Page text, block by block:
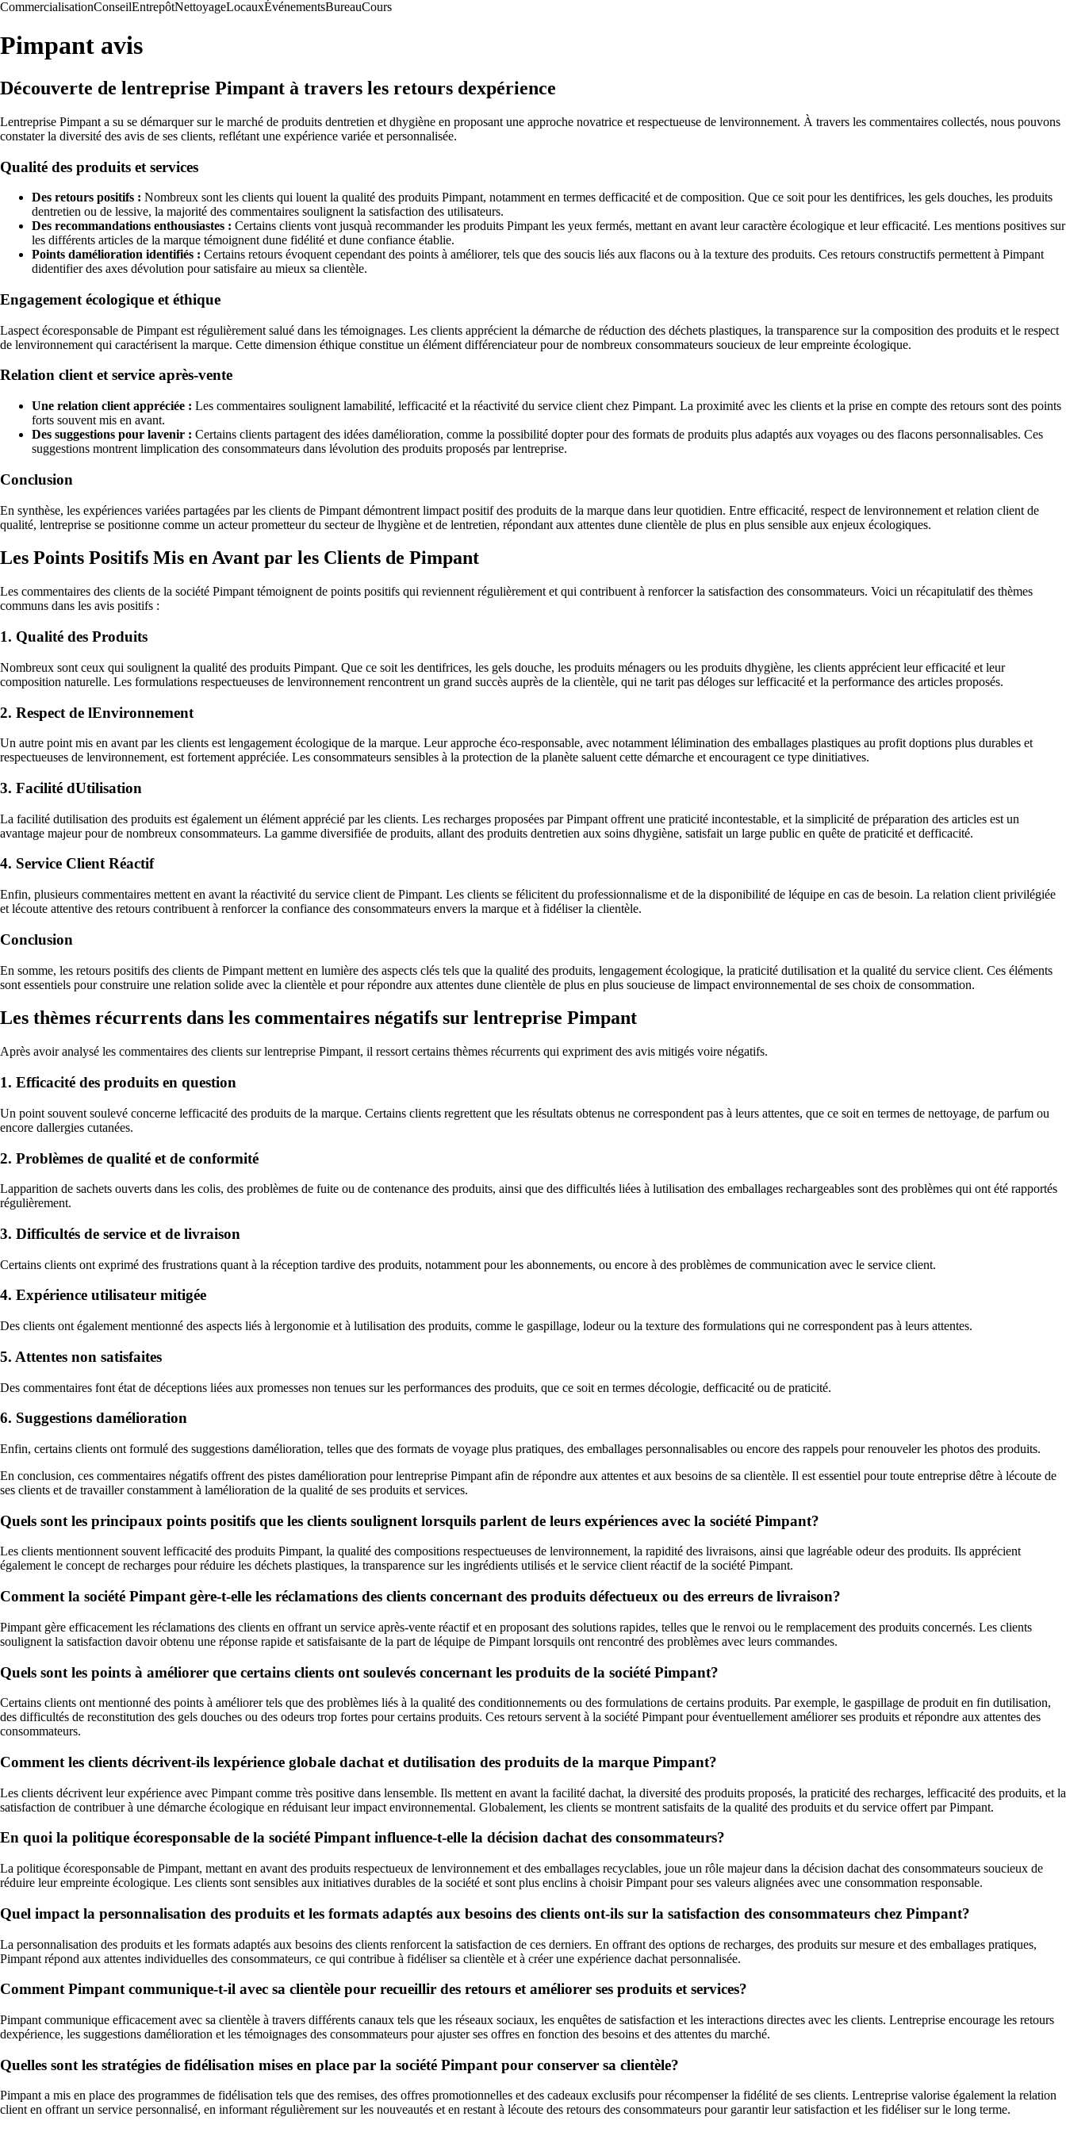
CommercialisationConseilEntrepôtNettoyageLocauxÉvénementsBureauCours
Pimpant avis
Découverte de lentreprise Pimpant à travers les retours dexpérience
Lentreprise Pimpant a su se démarquer sur le marché de produits dentretien et dhygiène en proposant une approche novatrice et respectueuse de lenvironnement. À travers les commentaires collectés, nous pouvons
constater la diversité des avis de ses clients, reflétant une expérience variée et personnalisée.
Qualité des produits et services
Des retours positifs : Nombreux sont les clients qui louent la qualité des produits Pimpant, notamment en termes defficacité et de composition. Que ce soit pour les dentifrices, les gels douches, les produits
dentretien ou de lessive, la majorité des commentaires soulignent la satisfaction des utilisateurs.
Des recommandations enthousiastes : Certains clients vont jusquà recommander les produits Pimpant les yeux fermés, mettant en avant leur caractère écologique et leur efficacité. Les mentions positives sur
les différents articles de la marque témoignent dune fidélité et dune confiance établie.
Points damélioration identifiés : Certains retours évoquent cependant des points à améliorer, tels que des soucis liés aux flacons ou à la texture des produits. Ces retours constructifs permettent à Pimpant
didentifier des axes dévolution pour satisfaire au mieux sa clientèle.
Engagement écologique et éthique
Laspect écoresponsable de Pimpant est régulièrement salué dans les témoignages. Les clients apprécient la démarche de réduction des déchets plastiques, la transparence sur la composition des produits et le respect
de lenvironnement qui caractérisent la marque. Cette dimension éthique constitue un élément différenciateur pour de nombreux consommateurs soucieux de leur empreinte écologique.
Relation client et service après-vente
Une relation client appréciée : Les commentaires soulignent lamabilité, lefficacité et la réactivité du service client chez Pimpant. La proximité avec les clients et la prise en compte des retours sont des points
forts souvent mis en avant.
Des suggestions pour lavenir : Certains clients partagent des idées damélioration, comme la possibilité dopter pour des formats de produits plus adaptés aux voyages ou des flacons personnalisables. Ces
suggestions montrent limplication des consommateurs dans lévolution des produits proposés par lentreprise.
Conclusion
En synthèse, les expériences variées partagées par les clients de Pimpant démontrent limpact positif des produits de la marque dans leur quotidien. Entre efficacité, respect de lenvironnement et relation client de
qualité, lentreprise se positionne comme un acteur prometteur du secteur de lhygiène et de lentretien, répondant aux attentes dune clientèle de plus en plus sensible aux enjeux écologiques.
Les Points Positifs Mis en Avant par les Clients de Pimpant
Les commentaires des clients de la société Pimpant témoignent de points positifs qui reviennent régulièrement et qui contribuent à renforcer la satisfaction des consommateurs. Voici un récapitulatif des thèmes
communs dans les avis positifs :
1. Qualité des Produits
Nombreux sont ceux qui soulignent la qualité des produits Pimpant. Que ce soit les dentifrices, les gels douche, les produits ménagers ou les produits dhygiène, les clients apprécient leur efficacité et leur
composition naturelle. Les formulations respectueuses de lenvironnement rencontrent un grand succès auprès de la clientèle, qui ne tarit pas déloges sur lefficacité et la performance des articles proposés.
2. Respect de lEnvironnement
Un autre point mis en avant par les clients est lengagement écologique de la marque. Leur approche éco-responsable, avec notamment lélimination des emballages plastiques au profit doptions plus durables et
respectueuses de lenvironnement, est fortement appréciée. Les consommateurs sensibles à la protection de la planète saluent cette démarche et encouragent ce type dinitiatives.
3. Facilité dUtilisation
La facilité dutilisation des produits est également un élément apprécié par les clients. Les recharges proposées par Pimpant offrent une praticité incontestable, et la simplicité de préparation des articles est un
avantage majeur pour de nombreux consommateurs. La gamme diversifiée de produits, allant des produits dentretien aux soins dhygiène, satisfait un large public en quête de praticité et defficacité.
4. Service Client Réactif
Enfin, plusieurs commentaires mettent en avant la réactivité du service client de Pimpant. Les clients se félicitent du professionnalisme et de la disponibilité de léquipe en cas de besoin. La relation client privilégiée
et lécoute attentive des retours contribuent à renforcer la confiance des consommateurs envers la marque et à fidéliser la clientèle.
Conclusion
En somme, les retours positifs des clients de Pimpant mettent en lumière des aspects clés tels que la qualité des produits, lengagement écologique, la praticité dutilisation et la qualité du service client. Ces éléments
sont essentiels pour construire une relation solide avec la clientèle et pour répondre aux attentes dune clientèle de plus en plus soucieuse de limpact environnemental de ses choix de consommation.
Les thèmes récurrents dans les commentaires négatifs sur lentreprise Pimpant
Après avoir analysé les commentaires des clients sur lentreprise Pimpant, il ressort certains thèmes récurrents qui expriment des avis mitigés voire négatifs.
1. Efficacité des produits en question
Un point souvent soulevé concerne lefficacité des produits de la marque. Certains clients regrettent que les résultats obtenus ne correspondent pas à leurs attentes, que ce soit en termes de nettoyage, de parfum ou
encore dallergies cutanées.
2. Problèmes de qualité et de conformité
Lapparition de sachets ouverts dans les colis, des problèmes de fuite ou de contenance des produits, ainsi que des difficultés liées à lutilisation des emballages rechargeables sont des problèmes qui ont été rapportés
régulièrement.
3. Difficultés de service et de livraison
Certains clients ont exprimé des frustrations quant à la réception tardive des produits, notamment pour les abonnements, ou encore à des problèmes de communication avec le service client.
4. Expérience utilisateur mitigée
Des clients ont également mentionné des aspects liés à lergonomie et à lutilisation des produits, comme le gaspillage, lodeur ou la texture des formulations qui ne correspondent pas à leurs attentes.
5. Attentes non satisfaites
Des commentaires font état de déceptions liées aux promesses non tenues sur les performances des produits, que ce soit en termes décologie, defficacité ou de praticité.
6. Suggestions damélioration
Enfin, certains clients ont formulé des suggestions damélioration, telles que des formats de voyage plus pratiques, des emballages personnalisables ou encore des rappels pour renouveler les photos des produits.
En conclusion, ces commentaires négatifs offrent des pistes damélioration pour lentreprise Pimpant afin de répondre aux attentes et aux besoins de sa clientèle. Il est essentiel pour toute entreprise dêtre à lécoute de
ses clients et de travailler constamment à lamélioration de la qualité de ses produits et services.
Quels sont les principaux points positifs que les clients soulignent lorsquils parlent de leurs expériences avec la société Pimpant?
Les clients mentionnent souvent lefficacité des produits Pimpant, la qualité des compositions respectueuses de lenvironnement, la rapidité des livraisons, ainsi que lagréable odeur des produits. Ils apprécient
également le concept de recharges pour réduire les déchets plastiques, la transparence sur les ingrédients utilisés et le service client réactif de la société Pimpant.
Comment la société Pimpant gère-t-elle les réclamations des clients concernant des produits défectueux ou des erreurs de livraison?
Pimpant gère efficacement les réclamations des clients en offrant un service après-vente réactif et en proposant des solutions rapides, telles que le renvoi ou le remplacement des produits concernés. Les clients
soulignent la satisfaction davoir obtenu une réponse rapide et satisfaisante de la part de léquipe de Pimpant lorsquils ont rencontré des problèmes avec leurs commandes.
Quels sont les points à améliorer que certains clients ont soulevés concernant les produits de la société Pimpant?
Certains clients ont mentionné des points à améliorer tels que des problèmes liés à la qualité des conditionnements ou des formulations de certains produits. Par exemple, le gaspillage de produit en fin dutilisation,
des difficultés de reconstitution des gels douches ou des odeurs trop fortes pour certains produits. Ces retours servent à la société Pimpant pour éventuellement améliorer ses produits et répondre aux attentes des
consommateurs.
Comment les clients décrivent-ils lexpérience globale dachat et dutilisation des produits de la marque Pimpant?
Les clients décrivent leur expérience avec Pimpant comme très positive dans lensemble. Ils mettent en avant la facilité dachat, la diversité des produits proposés, la praticité des recharges, lefficacité des produits, et la
satisfaction de contribuer à une démarche écologique en réduisant leur impact environnemental. Globalement, les clients se montrent satisfaits de la qualité des produits et du service offert par Pimpant.
En quoi la politique écoresponsable de la société Pimpant influence-t-elle la décision dachat des consommateurs?
La politique écoresponsable de Pimpant, mettant en avant des produits respectueux de lenvironnement et des emballages recyclables, joue un rôle majeur dans la décision dachat des consommateurs soucieux de
réduire leur empreinte écologique. Les clients sont sensibles aux initiatives durables de la société et sont plus enclins à choisir Pimpant pour ses valeurs alignées avec une consommation responsable.
Quel impact la personnalisation des produits et les formats adaptés aux besoins des clients ont-ils sur la satisfaction des consommateurs chez Pimpant?
La personnalisation des produits et les formats adaptés aux besoins des clients renforcent la satisfaction de ces derniers. En offrant des options de recharges, des produits sur mesure et des emballages pratiques,
Pimpant répond aux attentes individuelles des consommateurs, ce qui contribue à fidéliser sa clientèle et à créer une expérience dachat personnalisée.
Comment Pimpant communique-t-il avec sa clientèle pour recueillir des retours et améliorer ses produits et services?
Pimpant communique efficacement avec sa clientèle à travers différents canaux tels que les réseaux sociaux, les enquêtes de satisfaction et les interactions directes avec les clients. Lentreprise encourage les retours
dexpérience, les suggestions damélioration et les témoignages des consommateurs pour ajuster ses offres en fonction des besoins et des attentes du marché.
Quelles sont les stratégies de fidélisation mises en place par la société Pimpant pour conserver sa clientèle?
Pimpant a mis en place des programmes de fidélisation tels que des remises, des offres promotionnelles et des cadeaux exclusifs pour récompenser la fidélité de ses clients. Lentreprise valorise également la relation
client en offrant un service personnalisé, en informant régulièrement sur les nouveautés et en restant à lécoute des retours des consommateurs pour garantir leur satisfaction et les fidéliser sur le long terme.